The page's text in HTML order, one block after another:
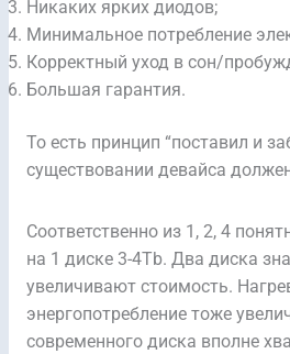
Никаких ярких диодов;
Минимальное потребление
Корректный уход в сон/
Большая гарантия.
То есть принцип “поставил и
существовании девайса
Соответственно из 1, 2, 4
на 1 диске 3-4Tb. Два диска
увеличивают стоимость.
энергопотребление тоже
современного диска вполне